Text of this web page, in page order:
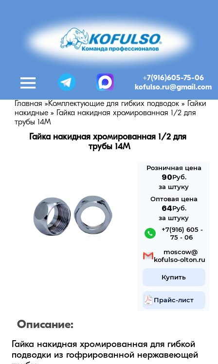
+7(916)605-75-06
kofulso.ru@gmail.com
Главная »Комплектующие для гибких подводок » Гайки
накидные » Гайка накидная хромированная 1/2 для
трубы 14М
Гайка накидная хромированная 1/2 для
трубы 14М
Розничная цена
90Руб.
за штуку
Оптовая цена
64Руб.
за штуку
+7(916) 605 -
75 - 06
mosсow@
kofulso-olton.ru
Купить
Прайс-лист
Описание:
Гайка накидная хромированная для гибкой
подводки из гофрированной нержавеющей